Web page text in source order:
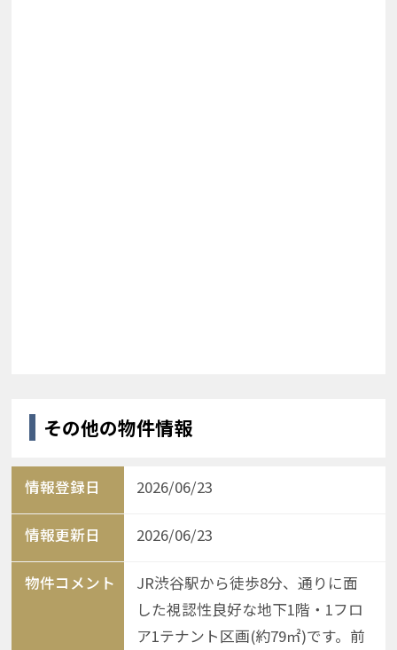
その他の物件情報
情報登録日 2026/06/23
情報更新日 2026/06/23
物件コメント
JR渋谷駅から徒歩8分、通りに面
した視認性良好な地下1階・1フロ
ア1テナント区画(約79㎡)です。前